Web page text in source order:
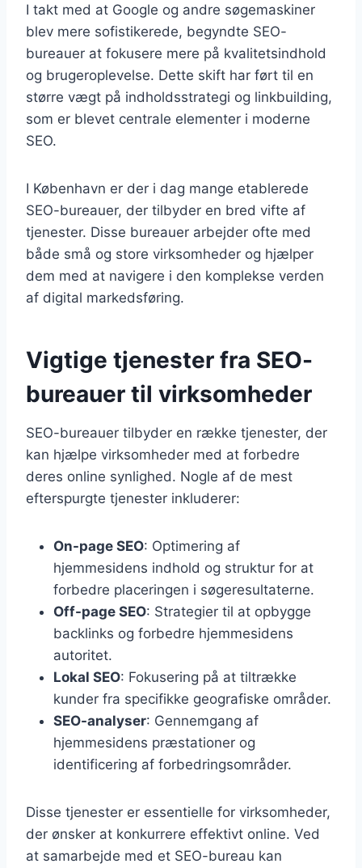
I takt med at Google og andre søgemaskiner
blev mere sofistikerede, begyndte SEO-
bureauer at fokusere mere på kvalitetsindhold
og brugeroplevelse. Dette skift har ført til en
større vægt på indholdsstrategi og linkbuilding,
som er blevet centrale elementer i moderne
SEO.
I København er der i dag mange etablerede
SEO-bureauer, der tilbyder en bred vifte af
tjenester. Disse bureauer arbejder ofte med
både små og store virksomheder og hjælper
dem med at navigere i den komplekse verden
af digital markedsføring.
Vigtige tjenester fra SEO-
bureauer til virksomheder
SEO-bureauer tilbyder en række tjenester, der
kan hjælpe virksomheder med at forbedre
deres online synlighed. Nogle af de mest
efterspurgte tjenester inkluderer:
On-page SEO: Optimering af
hjemmesidens indhold og struktur for at
forbedre placeringen i søgeresultaterne.
Off-page SEO: Strategier til at opbygge
backlinks og forbedre hjemmesidens
autoritet.
Lokal SEO: Fokusering på at tiltrække
kunder fra specifikke geografiske områder.
SEO-analyser: Gennemgang af
hjemmesidens præstationer og
identificering af forbedringsområder.
Disse tjenester er essentielle for virksomheder,
der ønsker at konkurrere effektivt online. Ved
at samarbejde med et SEO-bureau kan